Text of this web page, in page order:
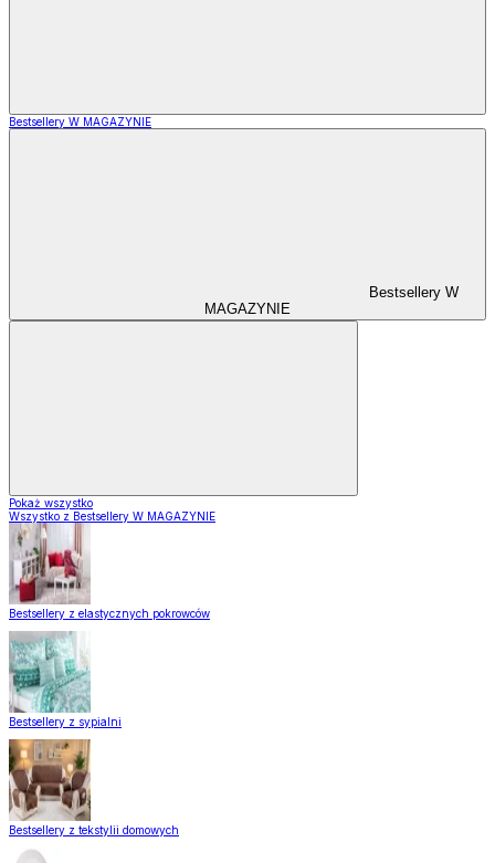
Bestsellery W MAGAZYNIE
Bestsellery W
MAGAZYNIE
Pokaż wszystko
Wszystko z Bestsellery W MAGAZYNIE
Bestsellery z elastycznych pokrowców
Bestsellery z sypialni
Bestsellery z tekstylii domowych